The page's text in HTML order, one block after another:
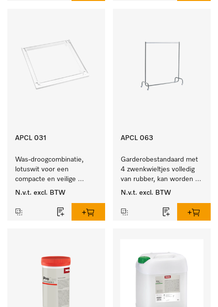
APCL 031
Was-droogcombinatie,
lotuswit voor een
compacte en veilige
opstelling bij een was-
N.v.t. excl. BTW
APCL 063
Garderobestandaard met
4 zwenkwieltjes volledig
van rubber, kan worden
vastgezet.
N.v.t. excl. BTW